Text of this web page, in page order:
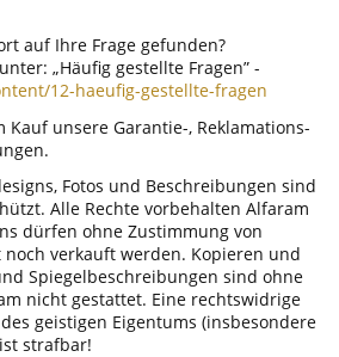
auf Ihre Frage gefunden?
„Häufig gestellte Fragen” -
12-haeufig-gestellte-fragen
Kauf unsere Garantie-, Reklamations-
Fotos und Beschreibungen sind
Alle Rechte vorbehalten Alfaram
dürfen ohne Zustimmung von
verkauft werden. Kopieren und
Spiegelbeschreibungen sind ohne
nicht gestattet. Eine rechtswidrige
geistigen Eigentums (insbesondere
strafbar!